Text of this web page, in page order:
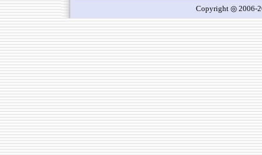
Copyright ◎ 2006-